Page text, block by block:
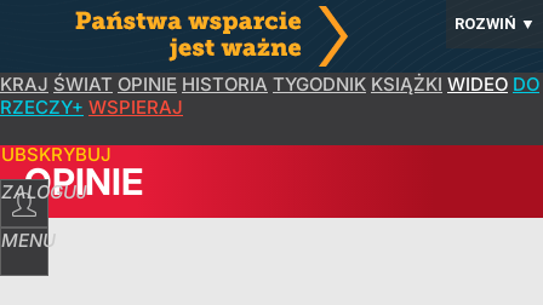
ROZWIŃ ▼
KRAJ ŚWIAT OPINIE HISTORIA TYGODNIK KSIĄŻKI WIDEO DO
RZECZY+ WSPIERAJ
ZALOGUJ
MENU
OPINIE